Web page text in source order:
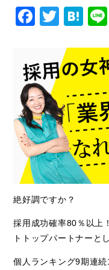
F
a
e
b
o
o
k
T
wi
tt
er
H
at
e
n
a
絶好調ですか？
採用成功確率80％以上
トトップパートナーと
個人ランキング9期連続